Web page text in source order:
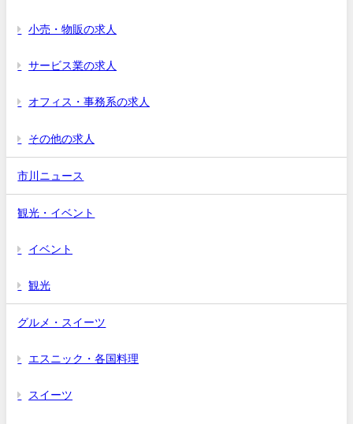
小売・物販の求人
サービス業の求人
オフィス・事務系の求人
その他の求人
市川ニュース
観光・イベント
イベント
観光
グルメ・スイーツ
エスニック・各国料理
スイーツ